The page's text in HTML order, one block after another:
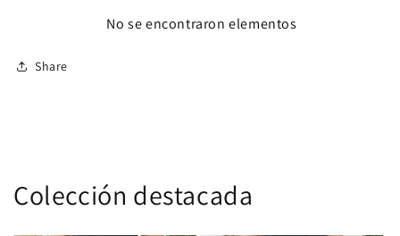
No se encontraron elementos
Share
Colección destacada